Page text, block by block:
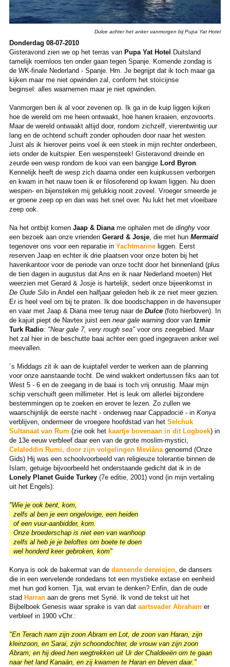
Dulce achter het anker vanmorgen bij Pupa Yat Hotel
Donderdag 08-07-2010
Gisteravond zien we op het terras van Pupa Yat Hotel
Duitsland
tamelijk roemloos ten onder gaan tegen Spanje. Komende zondag is
de WK-finale Nederland - Spanje. Hm. Je begrijpt dat ik toch maar ga
kijken maar me niet opwinden zal, conform het stoïcijnse
beginsel: alles waarnemen maar je niet opwinden.
Vanmorgen ben ik al voor zevenen op. Ik ga in de kuip liggen kijken
hoe de wereld om me heen ontwaakt, hoe hanen kraaien, enzovoorts.
Maar de wereld ontwaakt altijd door, rondom zichzelf, vierentwintig uur
lang en de ochtend schuift zonder ophouden door naar het westen.
Juist als ik hierover peins voel ik een steek in mijn rechter onderbeen,
iets onder de kuitspier. Een wespensteek! Gisteravond dreinde en
zeurde een wesp rondom de kooi van een bangige Lord Byron.
Kennelijk heeft de wesp zich daarna onder een kuipkussen verborgen
en kwam in het nauw toen ik er filosoferend op kwam liggen. Nu doen
wespen- en bijensteken mij gelukkig nooit zoveel. Vroeger smeerde je
er groene zeep op en dan was het snel over. Nu lukt het met vloeibare
zeep ook.
Na het ontbijt komen Jaap & Diana me ophalen met de dinghyvoor
een bezoek aan onze vrienden Gerard & Josje, die met hun Mermaid
tegenover ons voor een reparatie in Yachtmarineliggen. Eerst
reserven Jaap en echter ik drie plaatsen voor onze boten bij het
havenkantoor voor de periode van onze tocht door het binnenland (plus
de tien dagen in augustus dat Ans en ik naar Nederland moeten) Het
weerzien met Gerard & Josje is hartelijk, sedert onze bijeenkomst in
De Oude Silo in Andel een halfjaar geleden heb ik ze niet meer gezien.
Er is heel veel om bij te praten. Ik doe boodschappen in de havensuper
en vaar met Jaap & Diana mee terug naar de Dulce(foto hierboven). In
de kajuit piept de Navtex juist een near gale warning door van Izmir
Turk Radio: "Near gale 7, very rough sea"voor ons zeegebied. Maar
het zal hier in de beschutte baai achter een goed ingegraven anker wel
meevallen.
´s Middags zit ik aan de kuiptafel verder te werken aan de planning
voor onze aanstaande tocht. De wind wakkert ondertussen fiks aan tot
West 5 - 6 en de zeegang in de baai is toch vrij onrustig. Maar mijn
schip verschuift geen millimeter. Het is leuk om allerlei bijzondere
bestemmingen op te zoeken en erover te lezen. Zo zullen we
waarschijnlijk de eerste nacht - onderweg naar Cappadocië - in Konya
verblijven, ondermeer de vroegere hoofdstad van het Selchuk
Sultanaat van Rum (zie ook het kaartje bovenaan in dit Logboek) in
de 13e eeuw verbleef daar een van de grote moslim-mystici,
Celaleddin Rumi, door zijn volgelingen Mevlâna genoemd (Onze
Gids) Hij was een schoolvoorbeeld van religieuze tolerantie binnen de
Islam, getuige bijvoorbeeld het onderstaande gedicht dat ik in de
Lonely Planet Guide Turkey (7e editie, 2001) vond (in mijn vertaling
uit het Engels):
"Wie je ook bent, kom,
zelfs al ben je een ongelovige, een heiden
of een vuur-aanbidder, kom.
Onze broederschap is niet een van wanhoop
zelfs al heb je je beloftes om boete te doen
wel honderd keer gebroken, kom"
Konya is ook de bakermat van de dansende derwisjen, de dansers
die in een wervelende rondedans tot een mystieke extase en eenheid
met hun god komen. Tja, wat ervan te denken? Enfin, dan de oude
stad Harranaan de grens met Syrië. Ik vond de tekst uit het
Bijbelboek Genesis waar sprake is van dat aartsvader Abraham er
verbleef in 1900 vChr.:
"En Terach nam zijn zoon Abram en Lot, de zoon van Haran, zijn
kleinzoon, en Sarai, zijn schoondochter, de vrouw van zijn zoon
Abram; en hij deed hen wegtrekken uit Ur der Chaldeeën om te gaan
naar het land Kanaän, en zij kwamen te Haran en bleven daar."